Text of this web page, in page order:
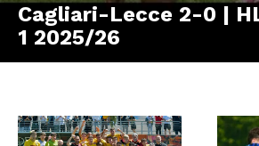
Cagliari-Lecce 2-0 |
1 2025/26